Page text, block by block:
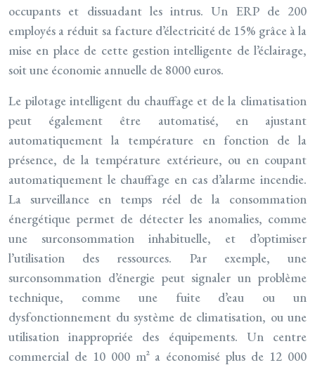
occupants et dissuadant les intrus. Un ERP de 200
employés a réduit sa facture d’électricité de 15% grâce à la
mise en place de cette gestion intelligente de l’éclairage,
soit une économie annuelle de 8000 euros.
Le pilotage intelligent du chauffage et de la climatisation
peut également être automatisé, en ajustant
automatiquement la température en fonction de la
présence, de la température extérieure, ou en coupant
automatiquement le chauffage en cas d’alarme incendie.
La surveillance en temps réel de la consommation
énergétique permet de détecter les anomalies, comme
une surconsommation inhabituelle, et d’optimiser
l’utilisation des ressources. Par exemple, une
surconsommation d’énergie peut signaler un problème
technique, comme une fuite d’eau ou un
dysfonctionnement du système de climatisation, ou une
utilisation inappropriée des équipements. Un centre
commercial de 10 000 m² a économisé plus de 12 000